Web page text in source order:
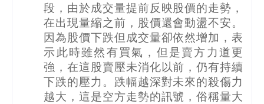
段，由於成交量提前反映股價的走勢，
在出現量縮之前，股價還會動盪不安。
因為股價下跌但成交量卻依然增加，表
示此時雖然有買氣，但是賣方力道更
強，在這股賣壓未消化以前，仍有持續
下跌的壓力。跌幅越深對未來的殺傷力
越大，這是空方走勢的訊號，俗稱量大